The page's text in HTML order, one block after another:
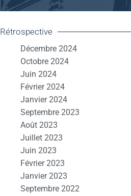
Rétrospective
Décembre 2024
Octobre 2024
Juin 2024
Février 2024
Janvier 2024
Septembre 2023
Août 2023
Juillet 2023
Juin 2023
Février 2023
Janvier 2023
Septembre 2022